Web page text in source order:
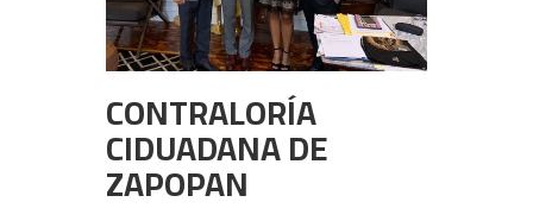
CONTRALORÍA
CIDUADANA DE
ZAPOPAN